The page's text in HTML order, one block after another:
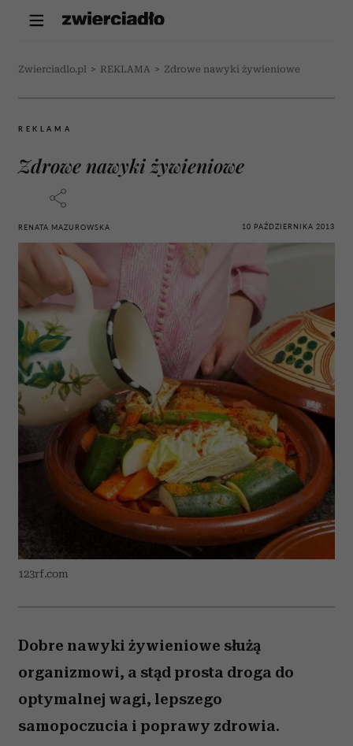
Zwierciadlo.pl > REKLAMA > Zdrowe nawyki żywieniowe
REKLAMA
Zdrowe nawyki żywieniowe
RENATA MAZUROWSKA 10 PAŹDZIERNIKA 2013
123rf.com
Dobre nawyki żywieniowe służą
organizmowi, a stąd prosta droga do
optymalnej wagi, lepszego
samopoczucia i poprawy zdrowia.